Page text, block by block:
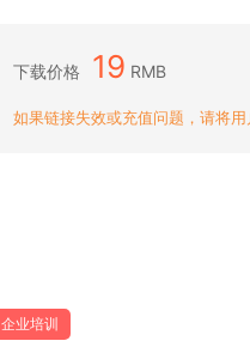
下载价格 19 RMB
如果链接失效或充值问题，请将
企业培训